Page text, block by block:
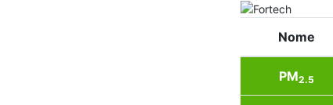
Nome
PM2.5